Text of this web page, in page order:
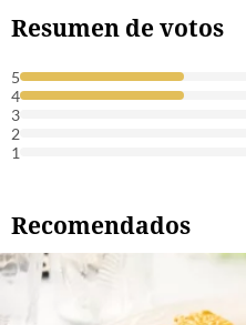
Resumen de votos
5
4
3
2
1
Recomendados